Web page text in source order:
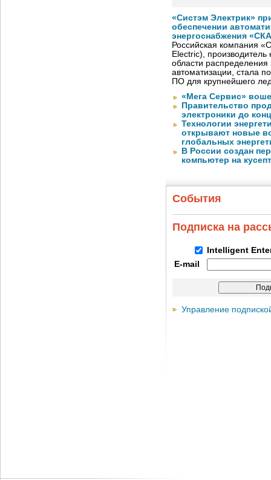
«Систэм Электрик»
обеспечении
энергоснабжения
Российская компания
Electric),
области распределения
автоматизации, стала
ПО для крупнейшего
«Мега Сервис»
Правительство
электроники до
Технологии
открывают новые
глобальных
В России создан
компьютер на
События
Подписка на
Intelligent
E-mail
Управление